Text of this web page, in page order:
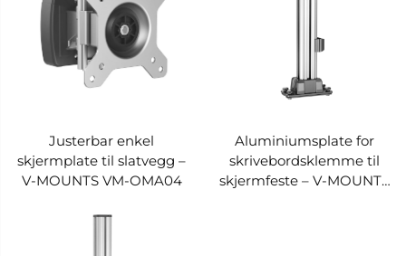
Justerbar enkel
skjermplate til slatvegg –
V-MOUNTS VM-OMA04
Aluminiumsplate for
skrivebordsklemme til
skjermfeste – V-MOUNTS